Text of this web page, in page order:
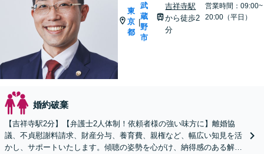
東
京
都
|
武
蔵
野
市
吉祥寺駅
から徒歩2
分
営業時間：09:00~
20:00（平日）
婚約破棄
【吉祥寺駅2分】【弁護士2人体制！依頼者様の強い味方に】離婚協
議、不貞慰謝料請求、財産分与、養育費、親権など、幅広い知見を活
かし、サポートいたします。傾聴の姿勢を心がけ、納得感のある解決